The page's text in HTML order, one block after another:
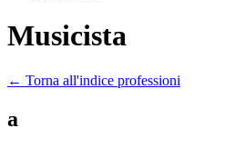
Musicista
← Torna all'indice professioni
a